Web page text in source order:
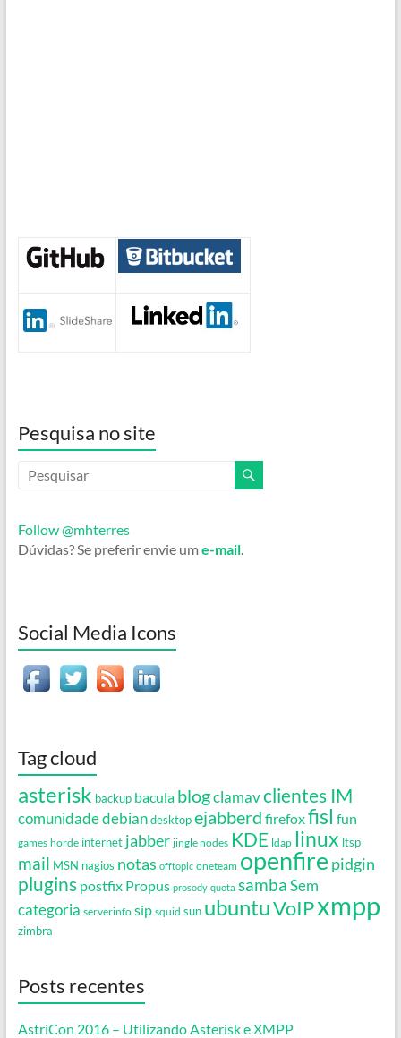
Pesquisa no site
Follow @mhterres
Dúvidas? Se preferir envie ume-mail.
Social Media Icons
Tag cloud
asterisk backup bacula blogclamavclientes IM
comunidadedebian desktop ejabberd firefoxfisl fun
games horde internet jabber jingle nodes KDE ldap linux ltsp
mail MSN nagios notas offtopic oneteam openfire pidgin
plugins postfix Propus prosody quota samba Sem
categoria serverinfo sip squid sun ubuntuVoIPxmpp
zimbra
Posts recentes
AstriCon 2016 – Utilizando Asterisk e XMPP